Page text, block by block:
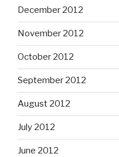
December 2012
November 2012
October 2012
September 2012
August 2012
July 2012
June 2012